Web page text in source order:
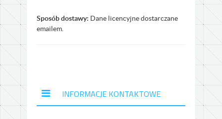
Sposób dostawy: Dane licencyjne dostarczane
emailem.
INFORMACJE KONTAKTOWE